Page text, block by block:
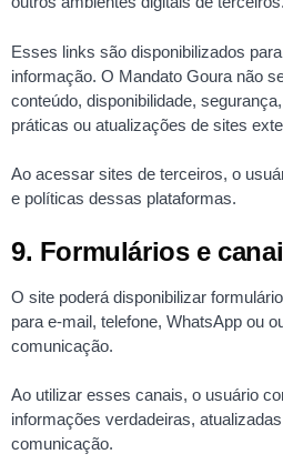
Esses links são disponibilizados
informação. O Mandato Goura não
conteúdo, disponibilidade,
práticas ou atualizações de sites
Ao acessar sites de terceiros, o
e políticas dessas plataformas.
9. Formulários e
O site poderá disponibilizar
para e-mail, telefone, WhatsApp ou
comunicação.
Ao utilizar esses canais, o usuário
informações verdadeiras,
comunicação.